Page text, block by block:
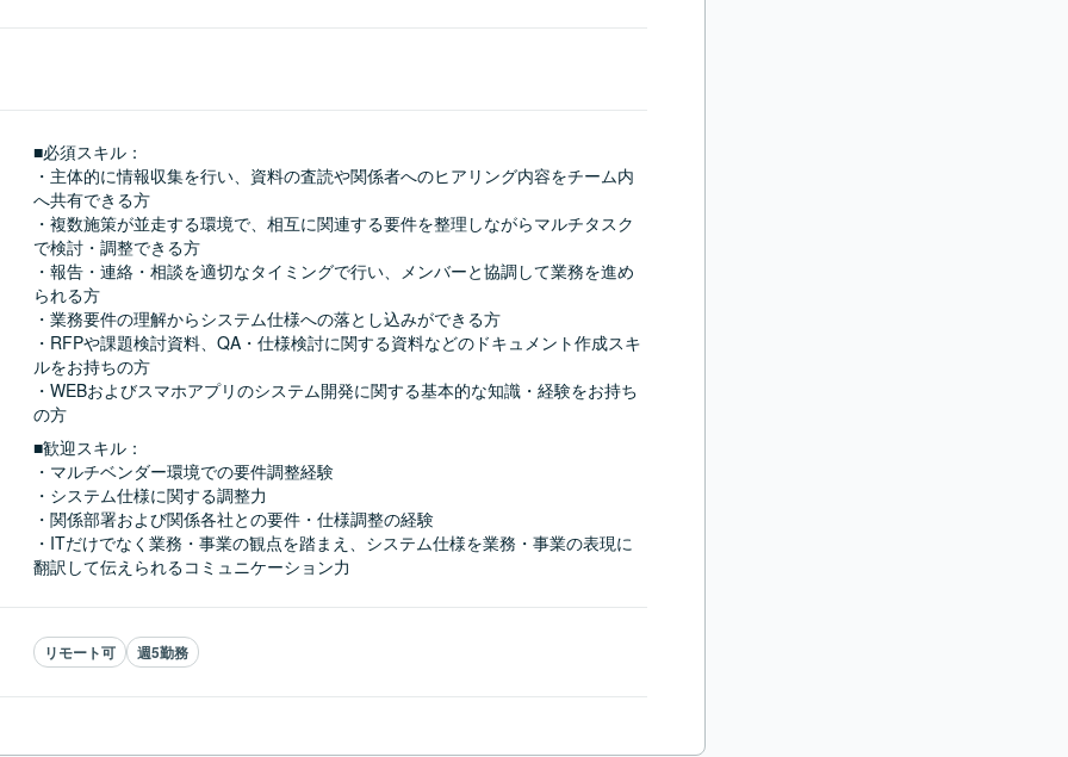
■必須スキル：
・主体的に情報収集を行い、資料の査読や関係者へのヒアリング内容をチーム内
へ共有できる方
・複数施策が並走する環境で、相互に関連する要件を整理しながらマルチタスク
で検討・調整できる方
・報告・連絡・相談を適切なタイミングで行い、メンバーと協調して業務を進め
られる方
・業務要件の理解からシステム仕様への落とし込みができる方
・RFPや課題検討資料、QA・仕様検討に関する資料などのドキュメント作成スキ
ルをお持ちの方
・WEBおよびスマホアプリのシステム開発に関する基本的な知識・経験をお持ち
の方
■歓迎スキル：
・マルチベンダー環境での要件調整経験
・システム仕様に関する調整力
・関係部署および関係各社との要件・仕様調整の経験
・ITだけでなく業務・事業の観点を踏まえ、システム仕様を業務・事業の表現に
翻訳して伝えられるコミュニケーション力
リモート可 週5勤務